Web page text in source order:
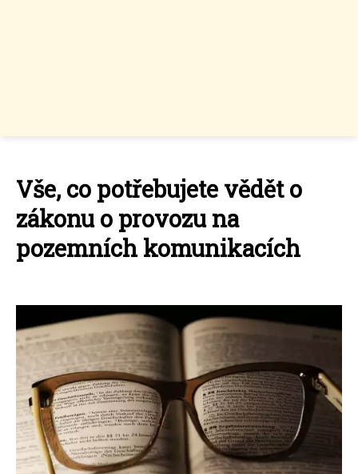
Vše, co potřebujete vědět o
zákonu o provozu na
pozemních komunikacích